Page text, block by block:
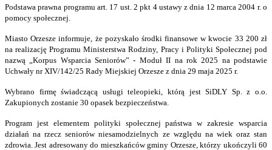
Podstawa prawna programu art. 17 ust. 2 pkt 4 ustawy z dnia 12 marca 2004 r. o
pomocy społecznej.
Miasto Orzesze informuje, że pozyskało środki finansowe w kwocie 33 200 zł
na realizację Programu Ministerstwa Rodziny, Pracy i Polityki Społecznej pod
nazwą „Korpus Wsparcia Seniorów” - Moduł II na rok 2025 na podstawie
Uchwały nr XIV/142/25 Rady Miejskiej Orzesze z dnia 29 maja 2025 r.
Wybrano firmę świadczącą usługi teleopieki, którą jest SiDLY Sp. z o.o.
Zakupionych zostanie 30 opasek bezpieczeństwa.
Program jest elementem polityki społecznej państwa w zakresie wsparcia
działań na rzecz seniorów niesamodzielnych ze względu na wiek oraz stan
zdrowia. Jest adresowany do mieszkańców gminy Orzesze, którzy ukończyli 60